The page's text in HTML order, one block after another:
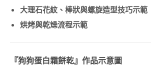
JSA
我
們
大理石花紋、棒狀與螺旋造型技巧示範
烘烤與乾燥流程示範
『狗狗蛋白霜餅乾』 作品示意圖